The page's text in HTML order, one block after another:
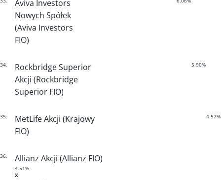
Aviva Investors
Nowych Spółek
(Aviva Investors
FIO)
34.
Rockbridge Superior
Akcji (Rockbridge
Superior FIO)
5.90%
35.
MetLife Akcji (Krajowy
FIO)
4.57%
36. Allianz Akcji (Allianz FIO)
4.51%
X